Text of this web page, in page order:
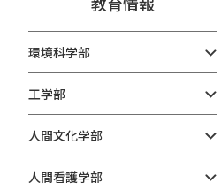
環境科学部
工学部
人間文化学部
人間看護学部